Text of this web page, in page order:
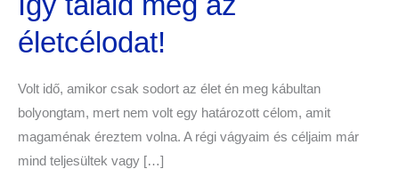
életcélodat!
Volt idő, amikor csak sodort az élet én meg kábultan
bolyongtam, mert nem volt egy határozott célom, amit
magaménak éreztem volna. A régi vágyaim és céljaim már
mind teljesültek vagy […]